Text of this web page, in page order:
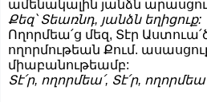
ամենակալին յանձն
Քեզ՝ Տեառնդ, յանձն եղիցուք:
Ողորմեա՛ց մեզ, Տէր
ողորմութեան Քում.
միաբանութեամբ:
Տէ՛ր, ողորմեա՛, Տէ՛ր,